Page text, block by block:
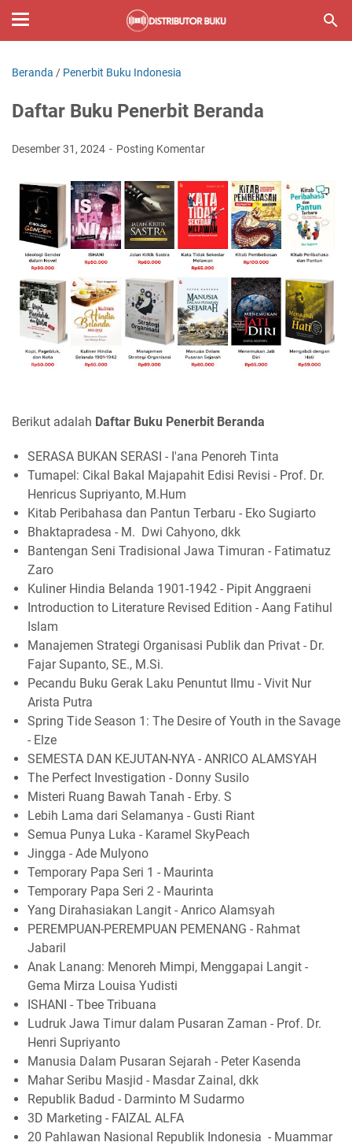
Beranda / Penerbit Buku Indonesia
Daftar Buku Penerbit Beranda
Desember 31, 2024 Posting Komentar
Berikut adalah Daftar Buku Penerbit Beranda
SERASA BUKAN SERASI - I'ana Penoreh Tinta
Tumapel: Cikal Bakal Majapahit Edisi Revisi - Prof. Dr.
Henricus Supriyanto, M.Hum
Kitab Peribahasa dan Pantun Terbaru - Eko Sugiarto
Bhaktapradesa - M. Dwi Cahyono, dkk
Bantengan Seni Tradisional Jawa Timuran - Fatimatuz
Zaro
Kuliner Hindia Belanda 1901-1942 - Pipit Anggraeni
Introduction to Literature Revised Edition - Aang Fatihul
Islam
Manajemen Strategi Organisasi Publik dan Privat - Dr.
Fajar Supanto, SE., M.Si.
Pecandu Buku Gerak Laku Penuntut Ilmu - Vivit Nur
Arista Putra
Spring Tide Season 1: The Desire of Youth in the Savage
- Elze
SEMESTA DAN KEJUTAN-NYA - ANRICO ALAMSYAH
The Perfect Investigation - Donny Susilo
Misteri Ruang Bawah Tanah - Erby. S
Lebih Lama dari Selamanya - Gusti Riant
Semua Punya Luka - Karamel SkyPeach
Jingga - Ade Mulyono
Temporary Papa Seri 1 - Maurinta
Temporary Papa Seri 2 - Maurinta
Yang Dirahasiakan Langit - Anrico Alamsyah
PEREMPUAN-PEREMPUAN PEMENANG - Rahmat
Jabaril
Anak Lanang: Menoreh Mimpi, Menggapai Langit -
Gema Mirza Louisa Yudisti
ISHANI - Tbee Tribuana
Ludruk Jawa Timur dalam Pusaran Zaman - Prof. Dr.
Henri Supriyanto
Manusia Dalam Pusaran Sejarah - Peter Kasenda
Mahar Seribu Masjid - Masdar Zainal, dkk
Republik Badud - Darminto M Sudarmo
3D Marketing - FAIZAL ALFA
20 Pahlawan Nasional Republik Indonesia - Muammar